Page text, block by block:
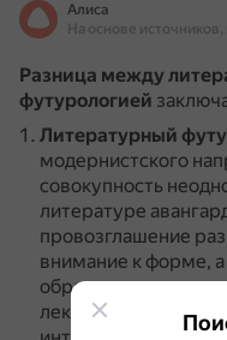
Алиса
Разница между
футурологией
Литературный
модернистского
совокупность
литературе
провозглашение
внимание к форме,
обращении со
лексики,